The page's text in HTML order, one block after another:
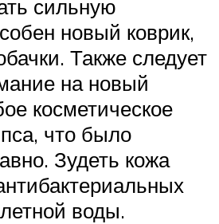
сильную
новый коврик,
Также следует
на новый
косметическое
что было
Зудеть кожа
воды.